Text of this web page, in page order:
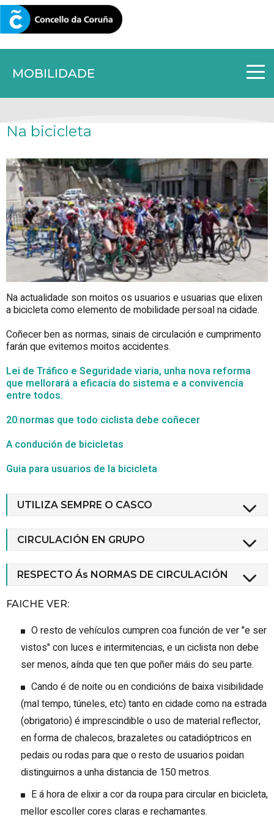
MOBILIDADE
CORUNA.GAL
Na bicicleta
Na actualidade son moitos os usuarios e usuarias que elixen
a bicicleta como elemento de mobilidade persoal na cidade.
Coñecer ben as normas, sinais de circulación e cumprimento
farán que evitemos moitos accidentes.
Lei de Tráfico e Seguridade viaria, unha nova reforma
que mellorará a eficacia do sistema e a convivencia
entre todos.
20 normas que todo ciclista debe coñecer
A condución de bicicletas
Guia para usuarios de la bicicleta
UTILIZA SEMPRE O CASCO
CIRCULACIÓN EN GRUPO
RESPECTO Ás NORMAS DE CIRCULACIÓN
FAICHE VER:
O resto de vehículos cumpren coa función de ver "e ser
vistos" con luces e intermitencias, e un ciclista non debe
ser menos, aínda que ten que poñer máis do seu parte.
Cando é de noite ou en condicións de baixa visibilidade
(mal tempo, túneles, etc) tanto en cidade como na estrada
(obrigatorio) é imprescindible o uso de material reflector,
en forma de chalecos, brazaletes ou catadióptricos en
pedais ou rodas para que o resto de usuarios poidan
distinguirnos a unha distancia de 150 metros.
E á hora de elixir a cor da roupa para circular en bicicleta,
mellor escoller cores claras e rechamantes.